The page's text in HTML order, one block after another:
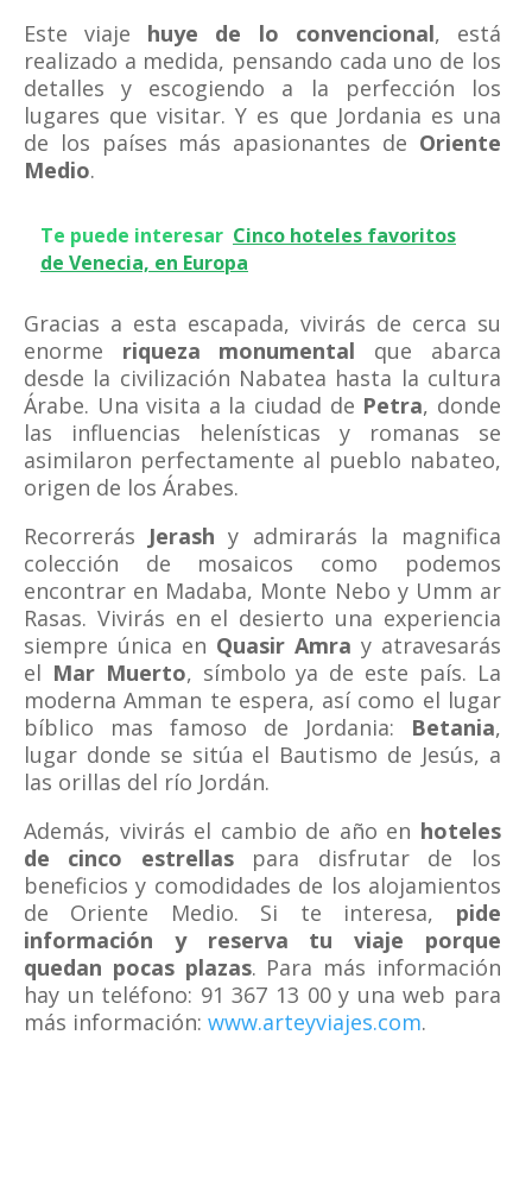
Este viaje huye de lo convencional, está
realizado a medida, pensando cada uno de los
detalles y escogiendo a la perfección los
lugares que visitar. Y es que Jordania es una
de los países más apasionantes de Oriente
Medio.
Te puede interesar Cinco hoteles favoritos
de Venecia, en Europa
Gracias a esta escapada, vivirás de cerca su
enorme riqueza monumental que abarca
desde la civilización Nabatea hasta la cultura
Árabe. Una visita a la ciudad de Petra, donde
las influencias helenísticas y romanas se
asimilaron perfectamente al pueblo nabateo,
origen de los Árabes.
Recorrerás Jerash y admirarás la magnifica
colección de mosaicos como podemos
encontrar en Madaba, Monte Nebo y Umm ar
Rasas. Vivirás en el desierto una experiencia
siempre única en Quasir Amra y atravesarás
el Mar Muerto, símbolo ya de este país. La
moderna Amman te espera, así como el lugar
bíblico mas famoso de Jordania: Betania,
lugar donde se sitúa el Bautismo de Jesús, a
las orillas del río Jordán.
Además, vivirás el cambio de año en hoteles
de cinco estrellaspara disfrutar de los
beneficios y comodidades de los alojamientos
de Oriente Medio. Si te interesa, pide
información y reserva tu viaje porque
quedan pocas plazas. Para más información
hay un teléfono: 91 367 13 00 y una web para
más información: www.arteyviajes.com.